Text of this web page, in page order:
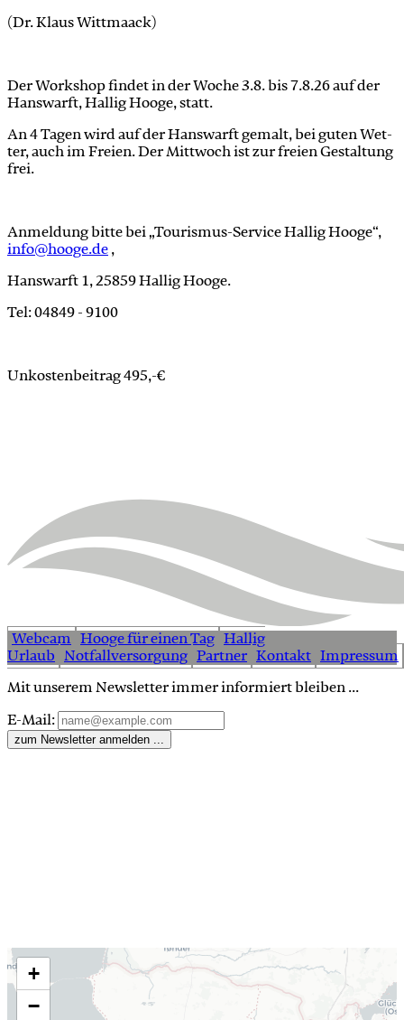
(Dr. Klaus Witt­maack)
Der Work­shop fin­det in der Wo­che 3.8. bis 7.8.26 auf der
Hans­warft, Hal­lig Hoo­ge, statt.
An 4 Ta­gen wird auf der Hans­warft ge­malt, bei gu­ten Wet­
ter, auch im Frei­en. Der Mitt­woch ist zur frei­en Ge­stal­tung
frei.
An­mel­dung bit­te bei „Tou­ris­mus-Ser­vice Hal­lig Hoo­ge“,
info@hoo­ge.de ,
Hans­warft 1, 25859 Hal­lig Hoo­ge.
Tel: 04849 - 9100
Un­kos­ten­bei­trag 495,-€
Webcam Hooge für einen Tag Hallig
Urlaub
Notfallversorgung Partner Kontakt Impressum
Mit unserem Newsletter immer informiert bleiben ...
E-Mail:
zum Newsletter anmelden ...